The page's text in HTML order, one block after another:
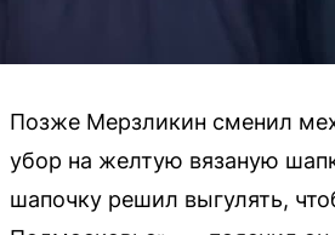
Позже Мерзликин сменил
убор на желтую вязаную
шапочку решил выгулять,